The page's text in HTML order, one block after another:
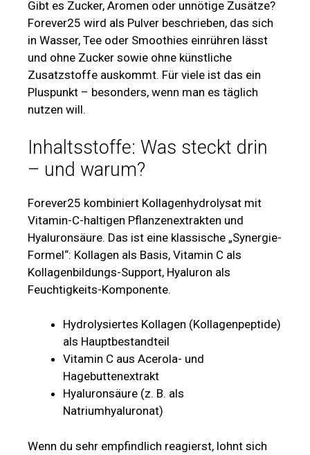
Gibt es Zucker, Aromen oder unnötige Zusätze?
Forever25 wird als Pulver beschrieben, das sich
in Wasser, Tee oder Smoothies einrühren lässt
und ohne Zucker sowie ohne künstliche
Zusatzstoffe auskommt. Für viele ist das ein
Pluspunkt – besonders, wenn man es täglich
nutzen will.
Inhaltsstoffe: Was steckt drin
– und warum?
Forever25 kombiniert Kollagenhydrolysat mit
Vitamin-C-haltigen Pflanzenextrakten und
Hyaluronsäure. Das ist eine klassische „Synergie-
Formel“: Kollagen als Basis, Vitamin C als
Kollagenbildungs-Support, Hyaluron als
Feuchtigkeits-Komponente.
Hydrolysiertes Kollagen (Kollagenpeptide)
als Hauptbestandteil
Vitamin C aus Acerola- und
Hagebuttenextrakt
Hyaluronsäure (z. B. als
Natriumhyaluronat)
Wenn du sehr empfindlich reagierst, lohnt sich